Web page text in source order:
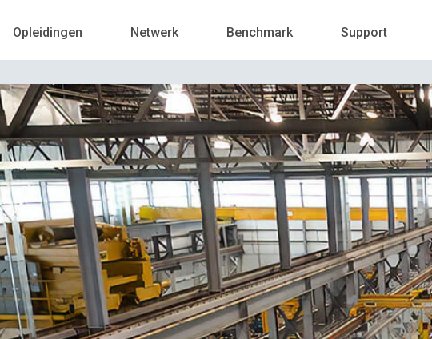
Opleidingen Netwerk Benchmark Support